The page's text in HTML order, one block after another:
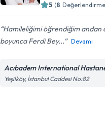
5 (8
Hamileliğimi öğrendiğim andan
boyunca Ferdi Bey...
Devamı
Acıbadem International
Yeşilköy, İstanbul Caddesi No:82